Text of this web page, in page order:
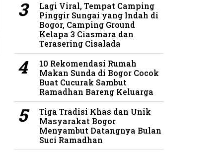
Lagi Viral, Tempat Camping
Pinggir Sungai yang Indah di
Bogor, Camping Ground
Kelapa 3 Ciasmara dan
Terasering Cisalada
10 Rekomendasi Rumah
Makan Sunda di Bogor Cocok
Buat Cucurak Sambut
Ramadhan Bareng Keluarga
Tiga Tradisi Khas dan Unik
Masyarakat Bogor
Menyambut Datangnya Bulan
Suci Ramadhan